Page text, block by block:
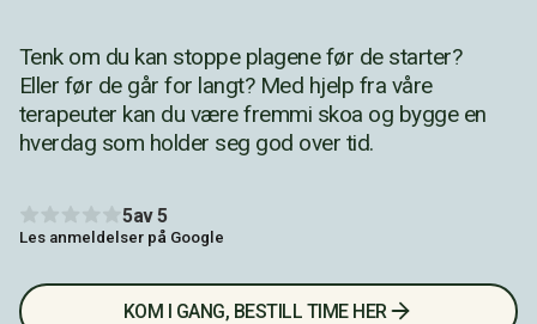
Tenk om du kan stoppe plagene før de starter?
Eller før de går for langt? Med hjelp fra våre
terapeuter kan du være fremmi skoa og bygge en
hverdag som holder seg god over tid.
5av 5
Les anmeldelser på Google
KOM I GANG, BESTILL TIME HER